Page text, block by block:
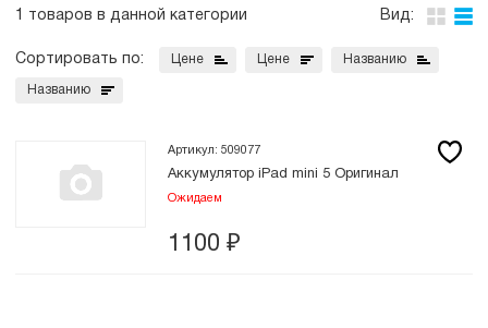
1 товаров в данной категории Вид:
Сортировать по: Цене Цене Названию
Названию
Артикул: 509077
Аккумулятор iPad mini 5 Оригинал
Ожидаем
1100 ₽